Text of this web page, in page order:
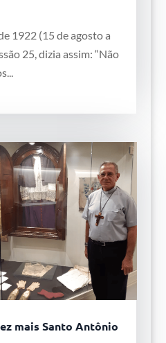
1922 (15 de agosto a
25, dizia assim: “Não
mais Santo Antônio